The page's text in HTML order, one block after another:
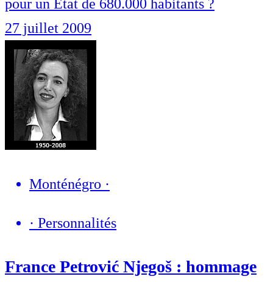
pour un État de 680.000 habitants ?
27 juillet 2009
Monténégro ·
· Personnalités
France Petrović Njegoš : hommage